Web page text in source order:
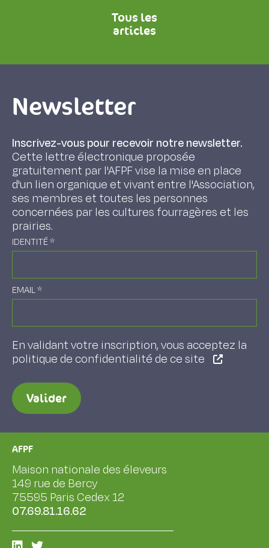
Tous les
articles
Newsletter
Inscrivez-vous pour recevoir notre newsletter.
Cette lettre électronique proposée
gratuitement par l'AFPF vise la mise en place
d'un lien organique et vivant entre l'Association,
ses membres et toutes les personnes
concernées par les cultures fourragères et les
prairies.
IDENTITÉ*
EMAIL*
En validant votre inscription, vous acceptez la
politique de confidentialité de ce site
Valider
AFPF
Maison nationale des éleveurs
149 rue de Bercy
75595 Paris Cedex 12
07.69.81.16.62